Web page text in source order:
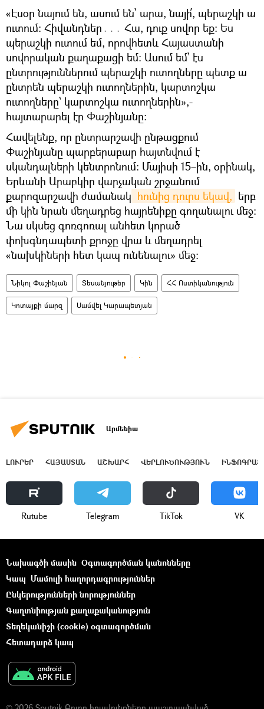
«Էսօր նայում են, ասում են՝ արա, նայի՛, պերաշկի ա
ուտում։ Հիվանդներ․․․ Հա, դուք սովոր եք։ Ես
պերաշկի ուտում եմ, որովհետև Հայաստանի
սովորական քաղաքացի եմ։ Ասում եմ՝ էս
ընտրություններում պերաշկի ուտողները պետք ա
ընտրեն պերաշկի ուտողներին, կարտոշկա
ուտողները՝ կարտոշկա ուտողներին»,-
հայտարարել էր Փաշինյանը։
Հավելենք, որ ընտրարշավի ընթացքում
Փաշինյանը պարբերաբար հայտնվում է
սկանդալների կենտրոնում։ Մայիսի 15–ին, օրինակ,
Երևանի Արաբկիր վարչական շրջանում
քարոզարշավի ժամանակ հունից դուրս եկավ, երբ
մի կին նրան մեղադրեց հայրենիքը գողանալու մեջ։
Նա սկսեց գոռգոռալ անհետ կորած
փոխգնդապետի քրոջը վրա և մեղադրել
«նախկիների հետ կապ ունենալու» մեջ։
Նիկոլ Փաշինյան Տեսանյութեր Կին ՀՀ Ոստիկանություն
Կոտայքի մարզ Սամվել Կարապետյան
Արմենիա
ԼՈՒՐԵՐ ՀԱՅԱՍՏԱՆ ԱՇԽԱՐՀ ՎԵՐԼՈՒԾՈՒԹՅՈՒՆ
Rutube Telegram ТikТоk VK
Նախագծի մասին Օգտագործման կանոնները
Կապ Մամուլի հաղորդագրություններ
Ընկերությունների նորություններ
Գաղտնիության քաղաքականություն
Տեղեկանիշի (cookie) օգտագործման
Հետադարձ կապ